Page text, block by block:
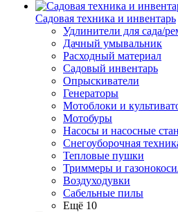
Садовая техника и инвентарь
Удлинители для сада/
Дачный умывальник
Расходный материал
Садовый инвентарь
Опрыскиватели
Генераторы
Мотоблоки и
Мотобуры
Насосы и насосные
Снегоуборочная
Тепловые пушки
Триммеры и
Воздуходувки
Сабельные пилы
Ещё 10